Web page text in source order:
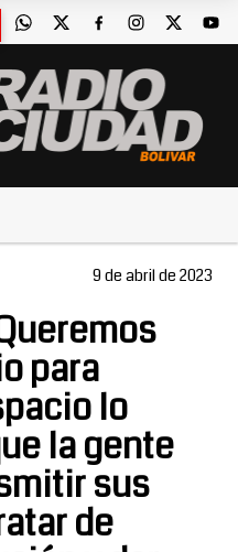
9 de abril de 2023
para
lo
la gente
sus
de